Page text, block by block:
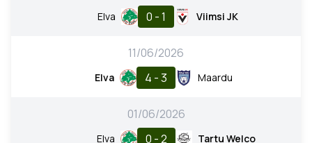
Elva 0 - 1 Viimsi JK
11/06/2026
Elva 4 - 3 Maardu
01/06/2026
Elva 0 - 2 Tartu Welco